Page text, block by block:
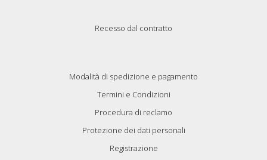
Recesso dal contratto
Modalità di spedizione e pagamento
Termini e Condizioni
Procedura di reclamo
Protezione dei dati personali
Registrazione